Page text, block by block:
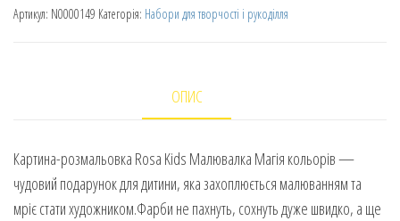
Артикул: N0000149 Категорія: Набори для творчості і рукоділля
ОПИС
Картина-розмальовка Rosa Kids Малювалка Магія кольорів —
чудовий подарунок для дитини, яка захоплюється малюванням та
мріє стати художником.Фарби не пахнуть, сохнуть дуже швидко, а ще